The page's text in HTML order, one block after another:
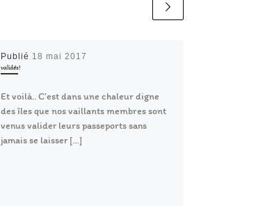
Publié 18 mai 2017
validés!
Et voilà.. C’est dans une chaleur digne
des îles que nos vaillants membres sont
venus valider leurs passeports sans
jamais se laisser […]